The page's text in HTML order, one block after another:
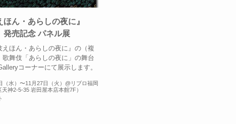
ほん・あらしの夜に』
発売記念 パネル展
えほん・あらしの夜に』の（複
歌舞伎「あらしの夜に」の舞台
コーナーにて展示します。
（水）〜11月27日（火）@リブロ福岡
神2-5-35 岩田屋本店本館7F）